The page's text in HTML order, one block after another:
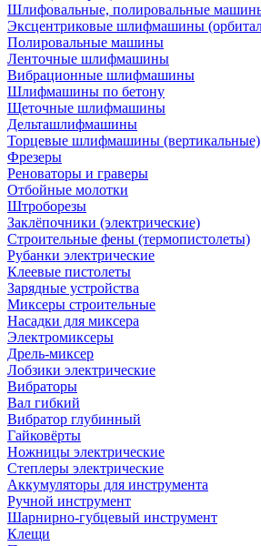
Шлифовальные, полировальные
Эксцентриковые шлифмашины
Полировальные машины
Ленточные шлифмашины
Вибрационные шлифмашины
Шлифмашины по бетону
Щеточные шлифмашины
Дельташлифмашины
Торцевые шлифмашины (вертикальные)
Фрезеры
Реноваторы и граверы
Отбойные молотки
Штроборезы
Заклёпочники (электрические)
Строительные фены (термопистолеты)
Рубанки электрические
Клеевые пистолеты
Зарядные устройства
Миксеры строительные
Насадки для миксера
Электромиксеры
Дрель-миксер
Лобзики электрические
Вибраторы
Вал гибкий
Вибратор глубинный
Гайковёрты
Ножницы электрические
Степлеры электрические
Аккумуляторы для инструмента
Ручной инструмент
Шарнирно-губцевый инструмент
Клещи